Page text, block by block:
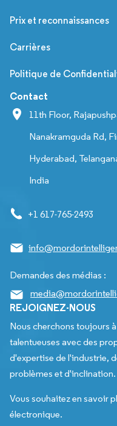
Prix et reconnaissances
Carrières
Politique de
Contact
11th Floor,
Nanakramguda Rd,
Hyderabad,
India
+1 617-765-2493
Demandes des médias :
REJOIGNEZ-NOUS
Nous cherchons toujours
talentueuses avec des
d'expertise de l'industrie,
problèmes et d'inclination.
Vous souhaitez en savoir
électronique.